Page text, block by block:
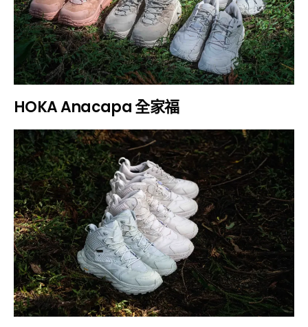
HOKA Anacapa 全家福